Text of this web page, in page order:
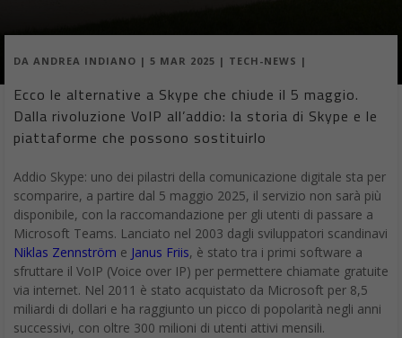
DA ANDREA INDIANO | 5 MAR 2025 | TECH-NEWS |
Ecco le alternative a Skype che chiude il 5 maggio.
Dalla rivoluzione VoIP all’addio: la storia di Skype e le
piattaforme che possono sostituirlo
Addio Skype: uno dei pilastri della comunicazione digitale sta per
scomparire, a partire dal 5 maggio 2025, il servizio non sarà più
disponibile, con la raccomandazione per gli utenti di passare a
Microsoft Teams. Lanciato nel 2003 dagli sviluppatori scandinavi
Niklas Zennström e Janus Friis, è stato tra i primi software a
sfruttare il VoIP (Voice over IP) per permettere chiamate gratuite
via internet. Nel 2011 è stato acquistato da Microsoft per 8,5
miliardi di dollari e ha raggiunto un picco di popolarità negli anni
successivi, con oltre 300 milioni di utenti attivi mensili.